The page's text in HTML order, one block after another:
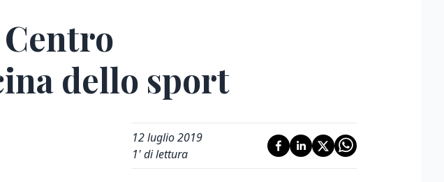
dello sport
12 luglio 2019
1' di lettura